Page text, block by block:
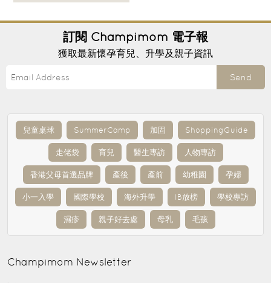
訂閱 Champimom 電子報
獲取最新懷孕育兒、升學及親子資訊
Send
兒童桌球 SummerCamp 加固 ShoppingGuide
走佬袋 育兒 醫生專訪 人物專訪
香港父母首選品牌 產後 產前 幼稚園 孕婦
小一入學 國際學校 海外升學 IB放榜 學校專訪
濕疹 親子好去處 母乳 毛孩
Champimom Newsletter